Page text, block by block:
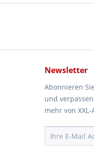
Newsletter
Abonnieren
und
mehr von